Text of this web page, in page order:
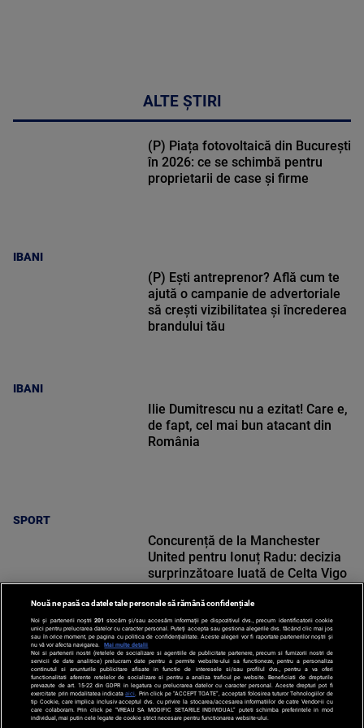
ALTE ȘTIRI
IBANI
(P) Piața fotovoltaică din București
în 2026: ce se schimbă pentru
proprietarii de case și firme
IBANI
(P) Ești antreprenor? Află cum te
ajută o campanie de advertoriale
să crești vizibilitatea și încrederea
brandului tău
SPORT
Ilie Dumitrescu nu a ezitat! Care e,
de fapt, cel mai bun atacant din
România
SPORT
Concurență de la Manchester
United pentru Ionuț Radu: decizia
surprinzătoare luată de Celta Vigo
Nouă ne pasă ca datele tale personale să rămână confidențiale
Noi și partenerii noștri 201 stocăm și/sau accesăm informații pe dispozitivul dvs., precum identificatorii cookie
unici pentru prelucrarea datelor cu caracter personal. Puteți accepta sau gestiona alegerile dvs. făcând clic mai jos
sau în orice moment, pe pagina cu politica de confidențialitate. Aceste alegeri vor fi raportate partenerilor noștri și
nu vă vor afecta navigarea.
Mai multe detalii
Noi si partenerii nostri (retelele de socializare si agentiile de publicitate partenere, precum si furnizorii nostri de
servicii de date analitice) prelucram date pentru a permite website-ului sa functioneze, pentru a personaliza
continutul si anunturile publicitare afisate in functie de interesele si/sau profilul dvs., pentru a va oferi
functionalitati aferente retelelor de socializare si pentru a analiza traficul pe website. Beneficiati de drepturile
prevazute de art. 15-22 din GDPR in legatura cu prelucrarea datelor cu caracter personal. Aceste drepturi pot fi
exercitate prin modalitatea indicataaici . Prin click pe “ACCEPT TOATE”, acceptati folosirea tuturor Tehnologiilor de
tip Cookie, care implica inclusiv acceptul dvs. cu privire la stocarea/accesarea informatiilor de catre Vendor-ii cu
care colaboram. Prin click pe “VREAU SA MODIFIC SETARILE INDIVIDUAL” puteti schimba preferintele in mod
individual, mai putin cele legate de cookie strict necesare pentru functionarea website-ului.